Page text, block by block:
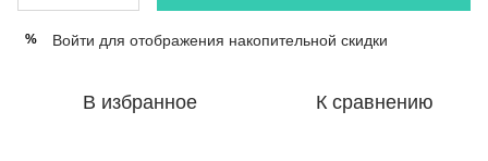
% Войти для отображения накопительной скидки
В избранное К сравнению